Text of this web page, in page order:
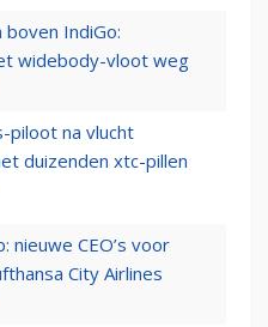
IndiGo:
widebody-vloot weg
piloot na vlucht
duizenden xtc-pillen
nieuwe CEO’s voor
City Airlines